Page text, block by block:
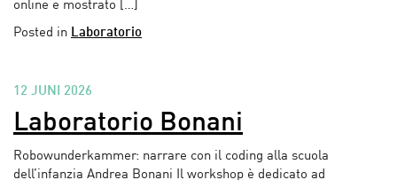
online e mostrato […]
Posted in Laboratorio
12 JUNI 2026
Laboratorio Bonani
Robowunderkammer: narrare con il coding alla scuola
dell’infanzia Andrea Bonani Il workshop è dedicato ad